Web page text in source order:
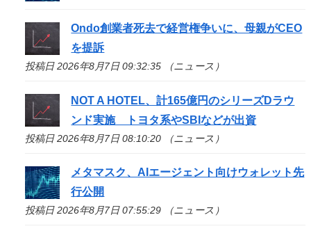
Ondo創業者死去で経営権争いに、母親がCEO
を提訴
投稿日 2026年8月7日 09:32:35 （ニュース）
NOT A HOTEL、計165億円のシリーズDラウ
ンド実施 トヨタ系やSBIなどが出資
投稿日 2026年8月7日 08:10:20 （ニュース）
メタマスク、AIエージェント向けウォレット先
行公開
投稿日 2026年8月7日 07:55:29 （ニュース）